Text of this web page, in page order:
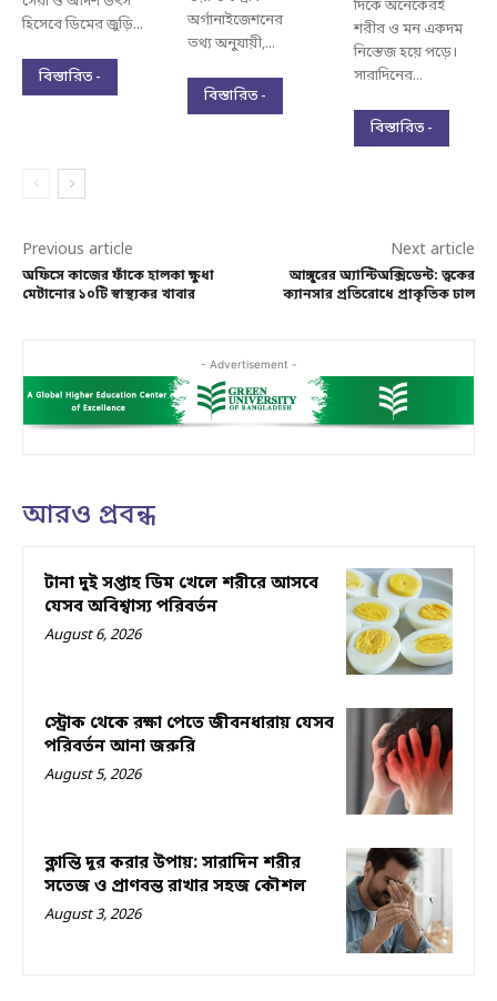
হিসেবে ডিমের জুড়ি...
বিস্তারিত -
অর্গানাইজেশনের
তথ্য অনুযায়ী,...
বিস্তারিত -
দিকে অনেকেরই
শরীর ও মন একদম
নিস্তেজ হয়ে পড়ে।
সারাদিনের...
বিস্তারিত -
Previous article
অফিসে কাজের ফাঁকে হালকা ক্ষুধা
মেটানোর ১০টি স্বাস্থ্যকর খাবার
Next article
আঙ্গুরের অ্যান্টিঅক্সিডেন্ট: ত্বকের
ক্যানসার প্রতিরোধে প্রাকৃতিক ঢাল
- Advertisement -
আরও প্রবন্ধ
টানা দুই সপ্তাহ ডিম খেলে শরীরে আসবে
যেসব অবিশ্বাস্য পরিবর্তন
August 6, 2026
স্ট্রোক থেকে রক্ষা পেতে জীবনধারায় যেসব
পরিবর্তন আনা জরুরি
August 5, 2026
ক্লান্তি দূর করার উপায়: সারাদিন শরীর
সতেজ ও প্রাণবন্ত রাখার সহজ কৌশল
August 3, 2026